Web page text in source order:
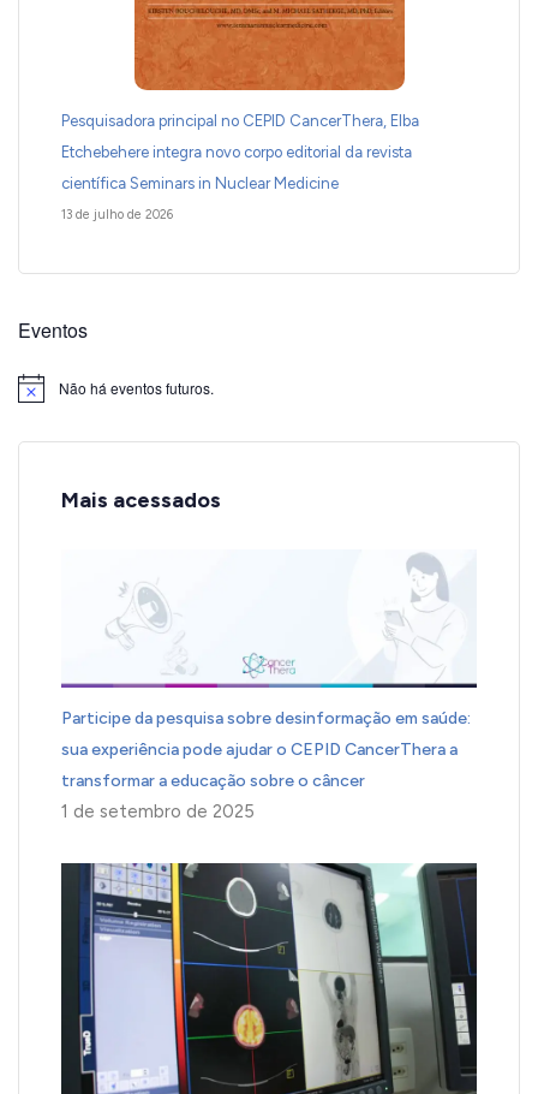
Pesquisadora principal no CEPID CancerThera, Elba
Etchebehere integra novo corpo editorial da revista
científica Seminars in Nuclear Medicine
13 de julho de 2026
Eventos
Notice Não há eventos futuros.
Mais acessados
Participe da pesquisa sobre desinformação em saúde:
sua experiência pode ajudar o CEPID CancerThera a
transformar a educação sobre o câncer
1 de setembro de 2025